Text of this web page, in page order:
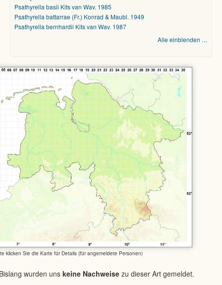
Psathyrella basii Kits van Wav. 1985
Psathyrella battarrae (Fr.) Konrad & Maubl. 1949
Psathyrella bernhardii Kits van Wav. 1987
Alle einblenden …
klicken Sie die Karte für Details (für angemeldete Personen)
wurden uns keine Nachweise zu dieser Art gemeldet.